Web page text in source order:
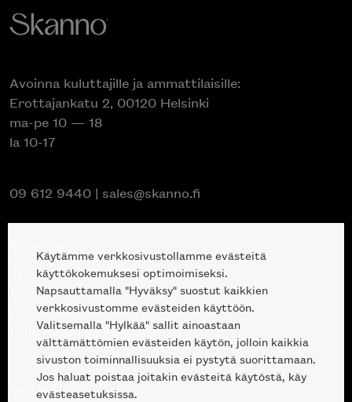
Avoinna kuluttajille ja ammattilaisille:
Erottajankatu 2, 00120 Helsinki
ma-pe 10 — 18
la 10-17
09 612 9440 | sales@skanno.fi
Tuotteet
Suunnittelupalvelu
Projektimyynti
Liike Helsingin keskustassa
Outlet
Käytämme verkkosivustollamme evästeitä
käyttökokemuksesi optimoimiseksi.
Napsauttamalla "Hyväksy" suostut kaikkien
verkkosivustomme evästeiden käyttöön.
Valitsemalla "Hylkää" sallit ainoastaan
välttämättömien evästeiden käytön, jolloin kaikkia
sivuston toiminnallisuuksia ei pystytä suorittamaan.
Jos haluat poistaa joitakin evästeitä käytöstä, käy
evästeasetuksissa.